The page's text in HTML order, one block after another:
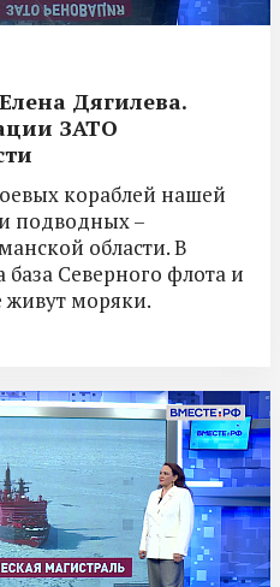
Дягилева.
ЗАТО
кораблей нашей
подводных –
области. В
Северного флота и
живут моряки.